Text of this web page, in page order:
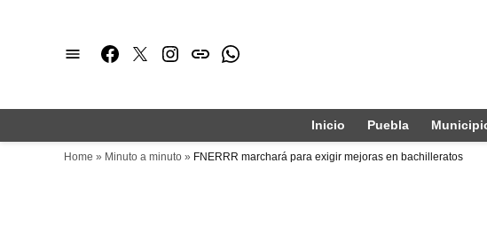
Facebook
TwitterInstagram
issuuWhatsapp
Inicio Puebla
Home » Minuto a minuto » FNERRR marchará para exigir mejoras en bachilleratos